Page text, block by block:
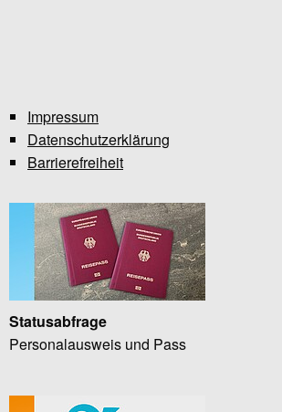
Impressum
Datenschutzerklärung
Barrierefreiheit
Statusabfrage
Personalausweis und Pass